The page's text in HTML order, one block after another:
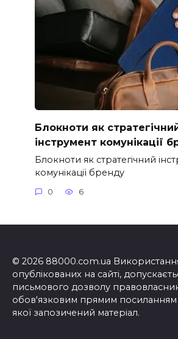
Блокноти як
інструмент комунікації
Блокноти як стратегічний
комунікації бренду
0 6
© 2026 88000.com.ua Використання
опублікованих на сайті,
письмового дозволу
обов'язковим прямим посиланням
якої запозичений матеріал.